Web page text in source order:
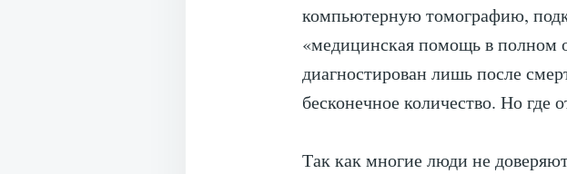
компьютерную томографию,
«медицинская помощь в полном
диагностирован лишь после
бесконечное количество. Но где
Так как многие люди не